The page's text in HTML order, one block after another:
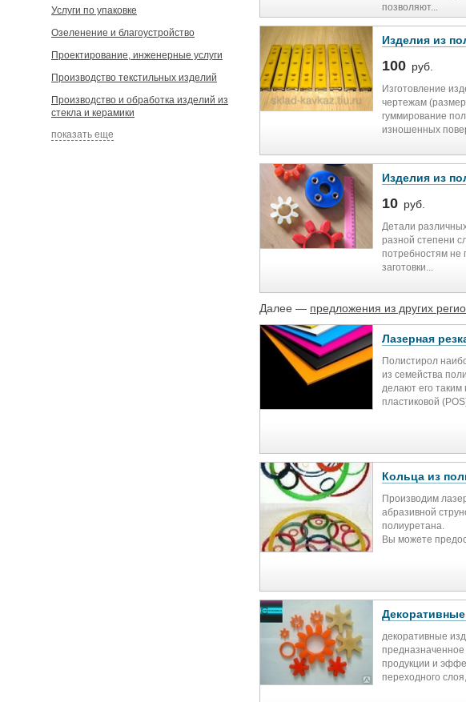
Услуги по упаковке
Озеленение и благоустройство
Проектирование, инженерные услуги
Производство текстильных изделий
Производство и обработка изделий из
стекла и керамики
показать еще
позволяют...
Изделия из
100 руб.
Изготовление
чертежам
гуммирование
изношенных
Изделия из
10 руб.
Детали
разной степени
потребностям не
заготовки...
Далее — предложения из других
Лазерная
Полистирол
из семейства
делают его
пластиковой
сторона изделия
помощи лазерной
Нашими
страны. Доставка
транспорта,
предложение:
Лазерная резка
Кольца из
Производим
абразивной
полиуретана.
Вы можете
Размер партии не
Доставка по РФ.
Предложение:
Кольца из
декоративные
продукции и
переходного